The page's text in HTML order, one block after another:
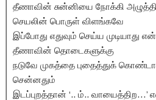
தீணாவின் சுன்னியை நோக்கி
செயலின் பொருள் விளங்கவே
இப்போது எதுவும் செய்ய முடியாது
தீணாவின் தொடைகளுக்கு
நடுவே முகத்தை புதைத்துக்
சென்னதும்
இடப்புறத்தான் ‘.. ம்.. வாயைத்திற…’